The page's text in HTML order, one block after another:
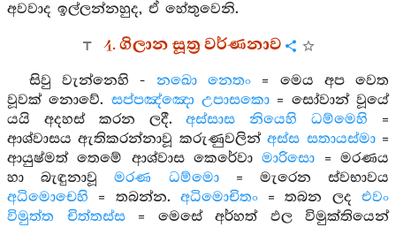
අවවාද ඉල්ලන්නහුද, ඒ හේතුවෙනි.
4. ගිලාන සූත්‍ර වර්ණනාව
සිවු වැන්නෙහි -නඛො නෙතං = මෙය අප වෙත
වූවක් නොවේ. සප්පඤ්ඤො උපාසකො = සෝවාන් වූයේ
යයි අදහස් කරන ලදී.අස්සාස නියෙහි ධම්මෙහි =
ආශ්වාසය ඇතිකරන්නාවූ කරුණුවලින්අස්ස සතායස්මා=
ආයුෂ්මත් තෙමේ ආශ්වාස කෙරේවාමාරිසො = මරණය
හා බැඳුනාවූමරණ ධම්මො= මැරෙන ස්වභාවය
අධිමොචෙහි = තබන්න. අධිමොචිතං= තබන ලදඑවං
විමුත්ත චිත්තස්ස= මෙසේ අර්හත් ඵල විමුක්තියෙන්